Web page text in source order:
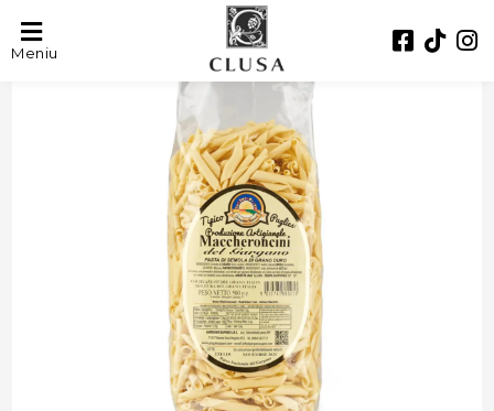
Meniu